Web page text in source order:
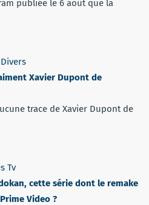
publiée le 6 août que la
Xavier Dupont de
trace de Xavier Dupont de
Tv
cette série dont le remake
Video ?